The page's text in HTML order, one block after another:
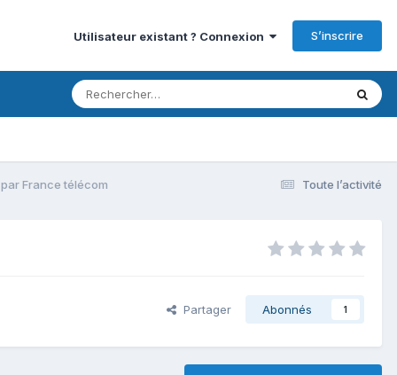
Utilisateur existant ? Connexion S’inscrire
Toute l’activité
France télécom
Partager Abonnés 1